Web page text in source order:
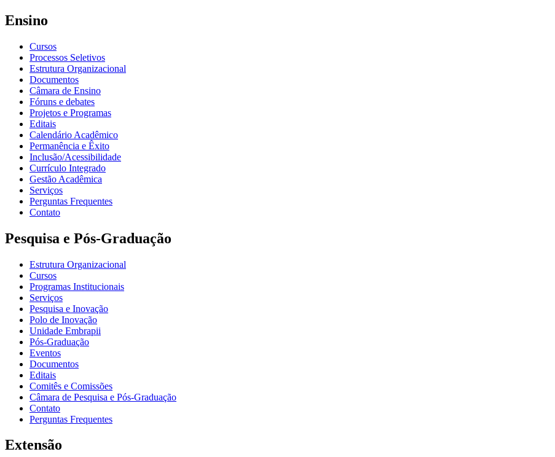
Ensino
Cursos
Processos Seletivos
Estrutura Organizacional
Documentos
Câmara de Ensino
Fóruns e debates
Projetos e Programas
Editais
Calendário Acadêmico
Permanência e Êxito
Inclusão/Acessibilidade
Currículo Integrado
Gestão Acadêmica
Serviços
Perguntas Frequentes
Contato
Pesquisa e Pós-Graduação
Estrutura Organizacional
Cursos
Programas Institucionais
Serviços
Pesquisa e Inovação
Polo de Inovação
Unidade Embrapii
Pós-Graduação
Eventos
Documentos
Editais
Comitês e Comissões
Câmara de Pesquisa e Pós-Graduação
Contato
Perguntas Frequentes
Extensão